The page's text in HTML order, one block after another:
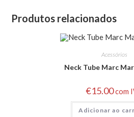
Produtos relacionados
Acessórios
Neck Tube Marc
€15.00com
Adicionar ao